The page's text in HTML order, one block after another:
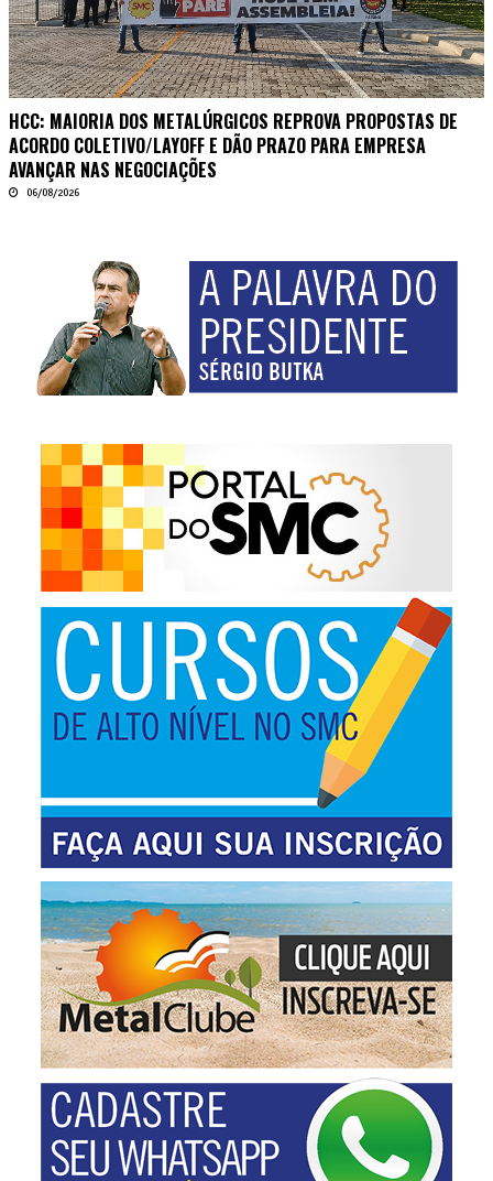
HCC: MAIORIA DOS METALÚRGICOS REPROVA PROPOSTAS DE
ACORDO COLETIVO/LAYOFF E DÃO PRAZO PARA EMPRESA
AVANÇAR NAS NEGOCIAÇÕES
06/08/2026